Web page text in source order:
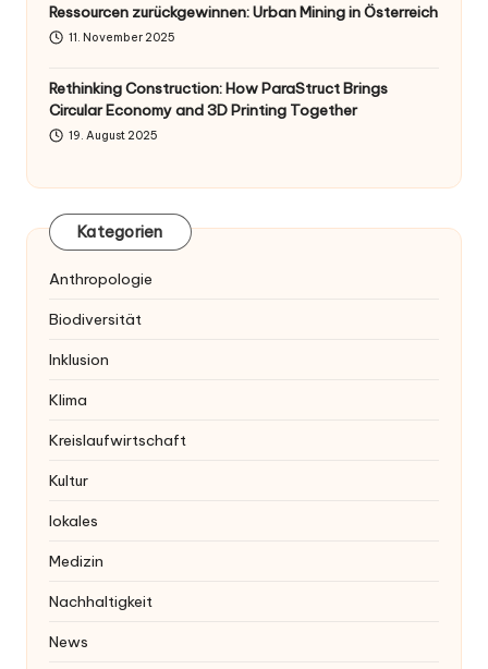
Ressourcen zurückgewinnen: Urban Mining in Österreich
11. November 2025
Rethinking Construction: How ParaStruct Brings
Circular Economy and 3D Printing Together
19. August 2025
Kategorien
Anthropologie
Biodiversität
Inklusion
Klima
Kreislaufwirtschaft
Kultur
lokales
Medizin
Nachhaltigkeit
News